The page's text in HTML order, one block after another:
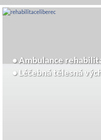
• Ambulance
• Léčebná tělesná